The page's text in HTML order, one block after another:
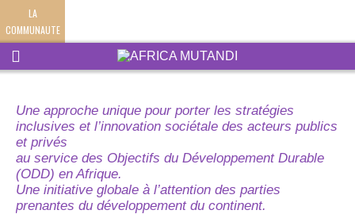
LA
COMMUNAUTE
Une approche unique pour porter les stratégies
inclusives et l’innovation sociétale des acteurs publics
et privés
au service des Objectifs du Développement Durable
(ODD) en Afrique.
Une initiative globale à l’attention des parties
prenantes du développement du continent.